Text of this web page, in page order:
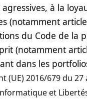
à la
(notamment
du Code de la
(notamment
dans les
(UE) 2016/679 du
et